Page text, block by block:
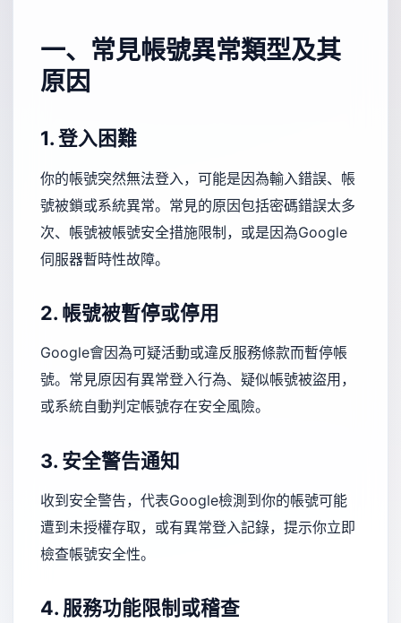
一、常見帳號異常類型及其
原因
1. 登入困難
你的帳號突然無法登入，可能是因為輸入錯誤、帳
號被鎖或系統異常。常見的原因包括密碼錯誤太多
次、帳號被帳號安全措施限制，或是因為Google
伺服器暫時性故障。
2. 帳號被暫停或停用
Google會因為可疑活動或違反服務條款而暫停帳
號。常見原因有異常登入行為、疑似帳號被盜用，
或系統自動判定帳號存在安全風險。
3. 安全警告通知
收到安全警告，代表Google檢測到你的帳號可能
遭到未授權存取，或有異常登入記錄，提示你立即
檢查帳號安全性。
4. 服務功能限制或稽查